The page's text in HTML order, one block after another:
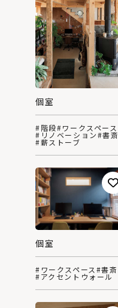
個室
#階段#ワークスペース
#リノベーション#書斎
#薪ストーブ
個室
#ワークスペース #書斎
#アクセントウォール